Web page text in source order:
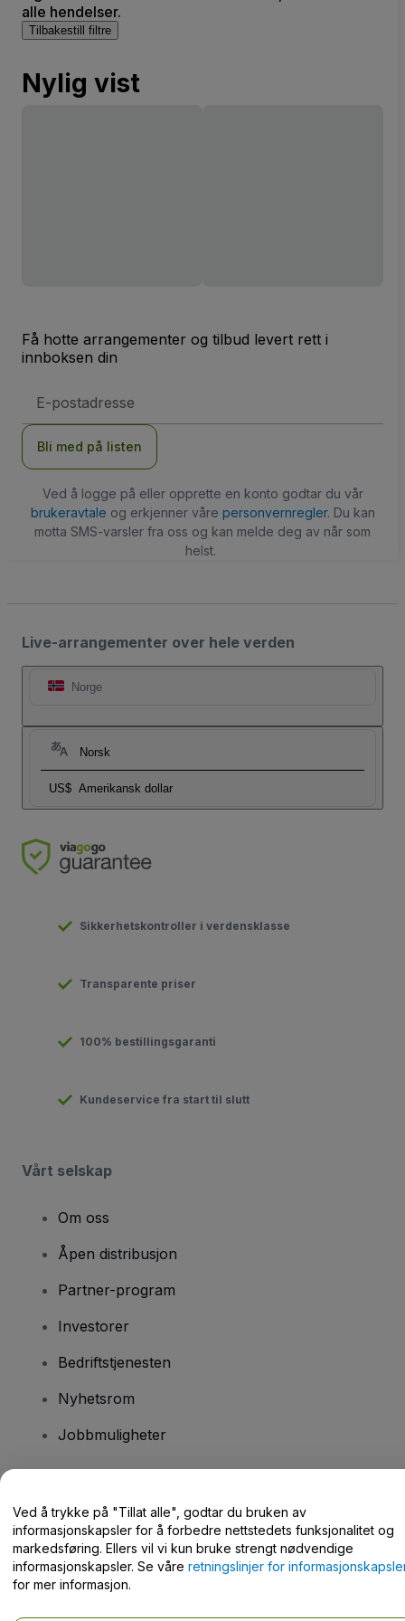
alle hendelser.
Tilbakestill filtre
Nylig vist
Få hotte arrangementer og tilbud levert rett i
innboksen din
postadresse
Bli med på listen
Ved å logge på eller opprette en konto godtar du vår
brukeravtale og erkjenner våre personvernregler. Du kan
motta SMS-varsler fra oss og kan melde deg av når som
helst.
Live-arrangementer over hele verden
Norge
Norsk
US$ Amerikansk dollar
Sikkerhetskontroller i verdensklasse
Transparente priser
100% bestillingsgaranti
Kundeservice fra start til slutt
Vårt selskap
Om oss
Åpen distribusjon
Partner-program
Investorer
Bedriftstjenesten
Nyhetsrom
Jobbmuligheter
Hjelpesenter / kontakt oss
Ved å trykke på "Tillat alle", godtar du bruken av
informasjonskapsler for å forbedre nettstedets funksjonalitet og
markedsføring. Ellers vil vi kun bruke strengt nødvendige
informasjonskapsler. Se våre retningslinjer for
for mer informasjon.